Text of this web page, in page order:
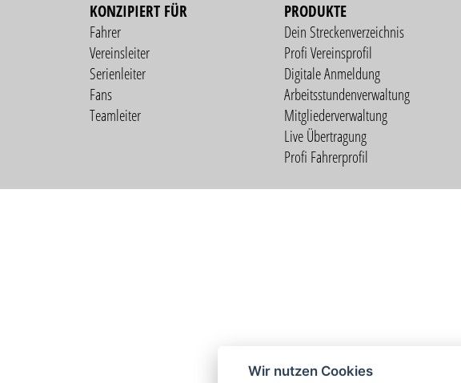
KONZIPIERT FÜR
Fahrer
Vereinsleiter
Serienleiter
Fans
Teamleiter
PRODUKTE
Dein Streckenverzeichnis
Profi Vereinsprofil
Digitale Anmeldung
Arbeitsstundenverwaltung
Mitgliederverwaltung
Live Übertragung
Profi Fahrerprofil
Wir nutzen Cookies